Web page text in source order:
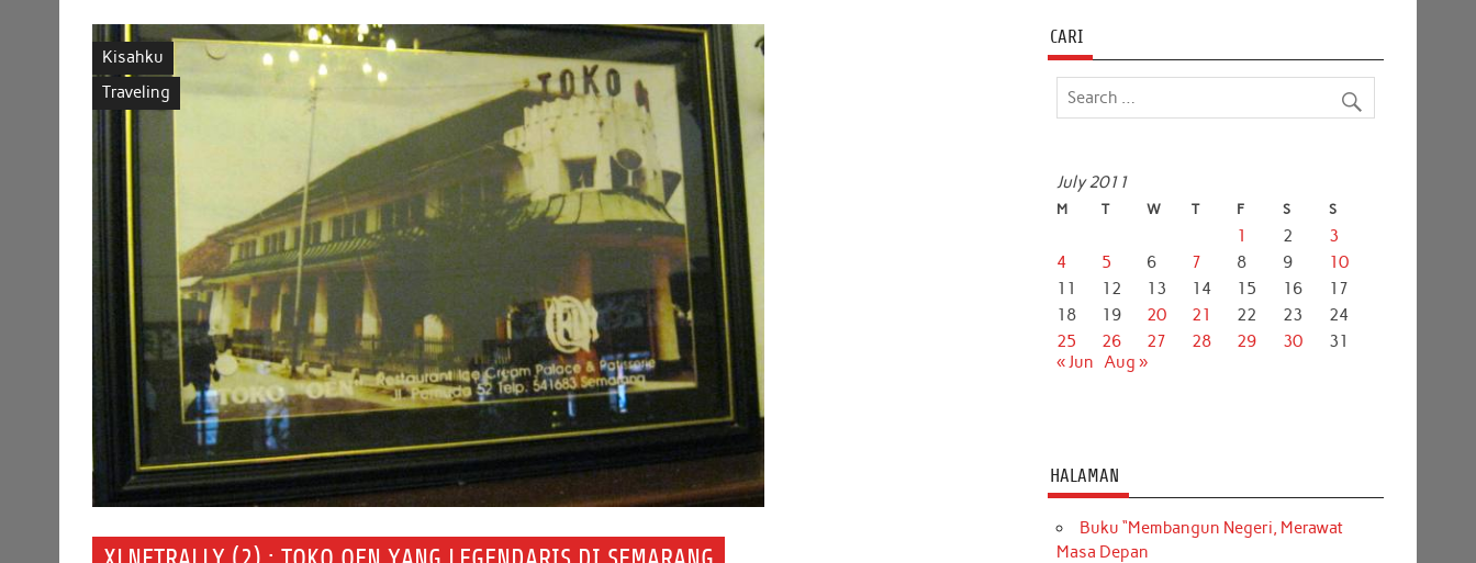
Kisahku
Traveling
CARI
July 2011
M T W T F S S
1 2
3
4
5 6 7 8 9
10
11
12 13 14 15 16
17
18
19 20 21 22 23
24
25
26 27 28 29 30
31
« Jun Aug »
HALAMAN
Buku “Membangun Negeri, Merawat
Masa Depan